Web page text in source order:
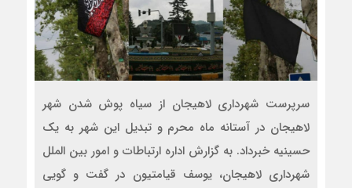
سرپرست شهرداری لاهیجان از سیاه پوش شدن شهر
لاهیجان در آستانه ماه محرم و تبدیل این شهر به یک
حسینیه خبرداد. به گزارش اداره ارتباطات و امور بین الملل
شهرداری لاهیجان، یوسف قیامتیون در گفت و گویی